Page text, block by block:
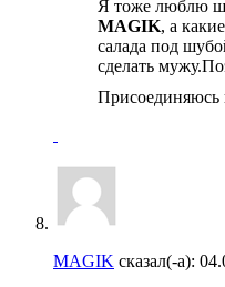
Я тоже люблю
MAGIK, а
салада под
сделать
MAGIK сказал(-а):